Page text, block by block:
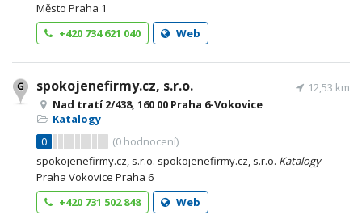
Město Praha 1
+420 734 621 040
Web
spokojenefirmy.cz, s.r.o.
Nad tratí 2/438, 160 00 Praha 6-Vokovice
Katalogy
0
(0 hodnocení)
12,53 km
spokojenefirmy.cz, s.r.o. spokojenefirmy.cz, s.r.o. Katalogy
Praha Vokovice Praha 6
+420 731 502 848
Web